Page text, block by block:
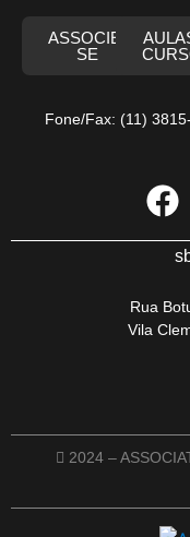
ASSOCIE-
SE
Fone/Fax: (11)
Rua
Vila
2024 –